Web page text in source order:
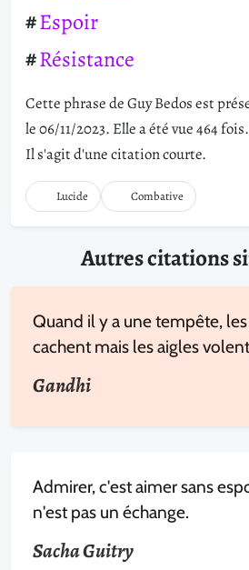
Espoir
Résistance
Cette phrase de Guy Bedos est
le 06/11/2023. Elle a été vue 464
Il s'agit d'une citation courte.
Lucide Combative
Autres citations
Quand il y a une tempête,
cachent mais les aigles
Gandhi
Admirer, c'est aimer sans
n'est pas un échange.
Sacha Guitry